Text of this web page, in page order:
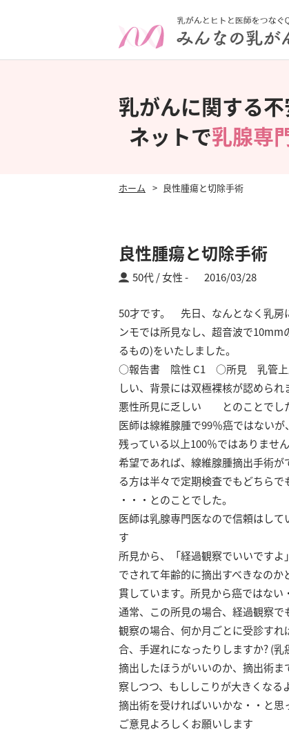
乳がんに関する
ネットで乳腺専
ホーム 良性腫瘍と切除手術
良性腫瘍と切除手術
50代 / 女性 2016/03/28
50才です。 先日、なんとなく乳房
ンモでは所見なし、超音波で10mm
るもの)をいたしました。
○報告書 陰性 C1 ○所見 乳管上皮
しい、背景には双極裸核が認められ
悪性所見に乏しい とのことでし
医師は線維腺腫で99％癌ではない
残っている以上100％ではありません
希望であれば、線維腺腫摘出手術
る方は半々で定期検査でもどちらで
・・・とのことでした。
医師は乳腺専門医なので信頼はし
す
所見から、「経過観察でいいです
でされて年齢的に摘出すべきなの
貫しています。所見から癌ではな
通常、この所見の場合、経過観察
観察の場合、何か月ごとに受診す
合、手遅れになったりしますか? (
摘出したほうがいいのか、摘出術
察しつつ、もししこりが大きくなる
摘出術を受ければいいかな・・と思
ご意見よろしくお願いします